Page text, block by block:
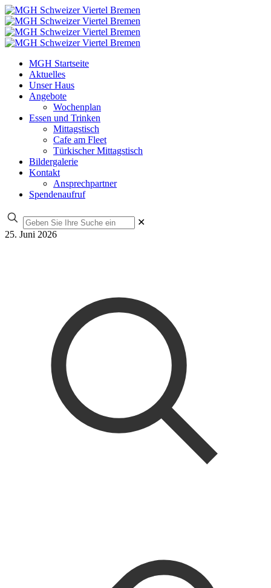
MGH Startseite
Aktuelles
Unser Haus
Angebote
Wochenplan
Essen und Trinken
Mittagstisch
Cafe am Fleet
Türkischer Mittagstisch
Bildergalerie
Kontakt
Ansprechpartner
Spendenaufruf
✕
25. Juni 2026